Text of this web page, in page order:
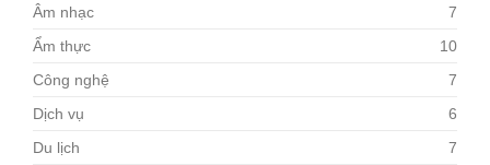
Âm nhạc
7
Ẩm thực
10
Công nghệ
7
Dịch vụ
6
Du lịch
7